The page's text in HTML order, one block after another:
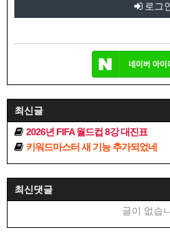
로그
최신글
2026년 FIFA 월드컵 8강 대진표
키워드마스터 새 기능 추가되었네
최신댓글
글이 없습